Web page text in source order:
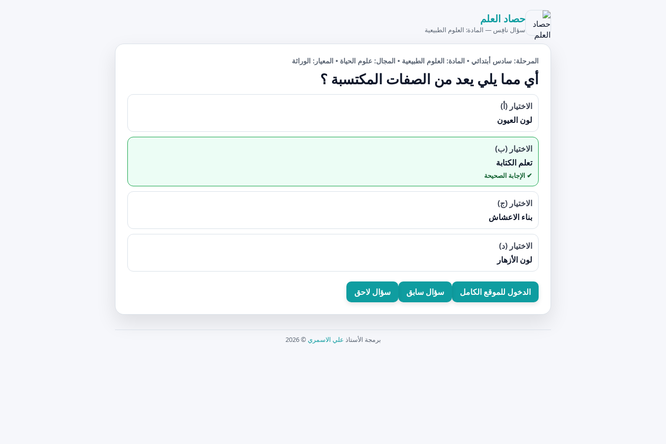
حصاد العلم
سؤال نافِس — المادة: العلوم الطبيعية
المرحلة: سادس أبتدائي • المادة: العلوم الطبيعية • المجال: علوم الحياة • المعيار: الوراثة
أي مما يلي يعد من الصفات المكتسبة ؟
الاختيار (أ)
لون العيون
الاختيار (ب)
تعلم الكتابة
الاختيار (ج)
بناء الاعشاش
الاختيار (د)
لون الأزهار
الدخول للموقع الكامل سؤال سابق سؤال لاحق
برمجة الأستاذ علي الاسمري © 2026